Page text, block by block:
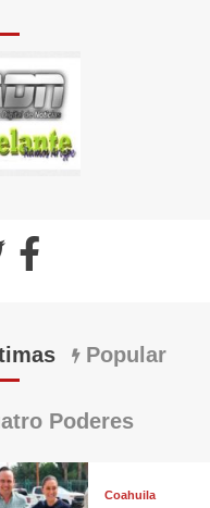
Popular
Poderes
Coahuila